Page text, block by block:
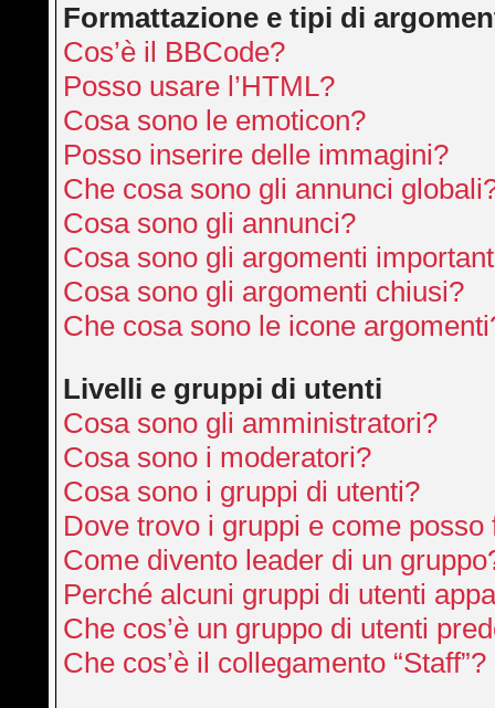
Formattazione e tipi di
Cos’è il BBCode?
Posso usare l’HTML?
Cosa sono le emoticon?
Posso inserire delle immagini?
Che cosa sono gli annunci
Cosa sono gli annunci?
Cosa sono gli argomenti
Cosa sono gli argomenti chiusi?
Che cosa sono le icone
Livelli e gruppi di utenti
Cosa sono gli amministratori?
Cosa sono i moderatori?
Cosa sono i gruppi di utenti?
Dove trovo i gruppi e come
Come divento leader di un
Perché alcuni gruppi di utenti
Che cos’è un gruppo di utenti
Che cos’è il collegamento “Staff”?